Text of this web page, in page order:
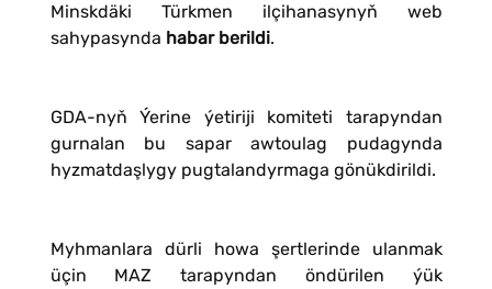
Minskdäki Türkmen ilçihanasynyň web
sahypasynda habar berildi.
GDA-nyň Ýerine ýetiriji komiteti tarapyndan
gurnalan bu sapar awtoulag pudagynda
hyzmatdaşlygy pugtalandyrmaga gönükdirildi.
Myhmanlara dürli howa şertlerinde ulanmak
üçin MAZ tarapyndan öndürilen ýük